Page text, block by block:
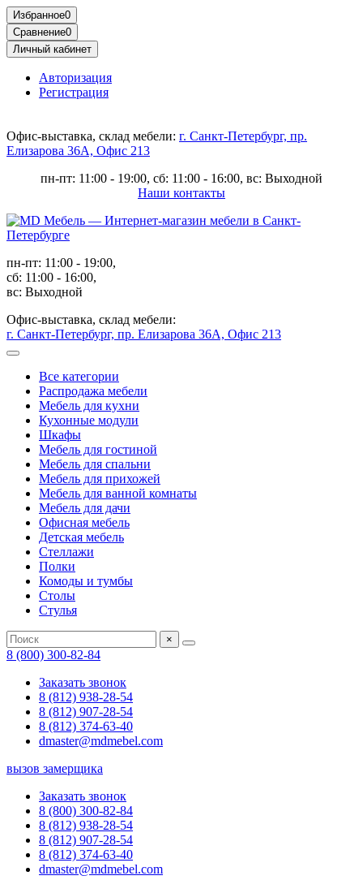
Избранное0
Сравнение0
Личный кабинет
Авторизация
Регистрация
Офис-выставка, склад мебели: г. Санкт-Петербург, пр.
Елизарова 36А, Офис 213
пн-пт: 11:00 - 19:00, сб: 11:00 - 16:00, вс: Выходной
Наши контакты
пн-пт: 11:00 - 19:00,
сб: 11:00 - 16:00,
вс: Выходной
Офис-выставка, склад мебели:
г. Санкт-Петербург, пр. Елизарова 36А, Офис 213
Все категории
Распродажа мебели
Мебель для кухни
Кухонные модули
Шкафы
Мебель для гостиной
Мебель для спальни
Мебель для прихожей
Мебель для ванной комнаты
Мебель для дачи
Офисная мебель
Детская мебель
Стеллажи
Полки
Комоды и тумбы
Столы
Стулья
×
8 (800) 300-82-84
Заказать звонок
8 (812) 938-28-54
8 (812) 907-28-54
8 (812) 374-63-40
dmaster@mdmebel.com
вызов замерщика
Заказать звонок
8 (800) 300-82-84
8 (812) 938-28-54
8 (812) 907-28-54
8 (812) 374-63-40
dmaster@mdmebel.com